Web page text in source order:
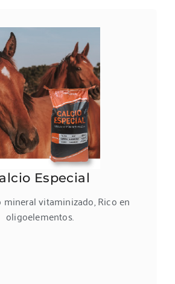
Especial
vitaminizado, Rico en
oligoelementos.